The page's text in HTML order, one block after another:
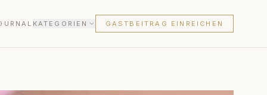
KATEGORIEN GASTBEITRAG EINREICHEN